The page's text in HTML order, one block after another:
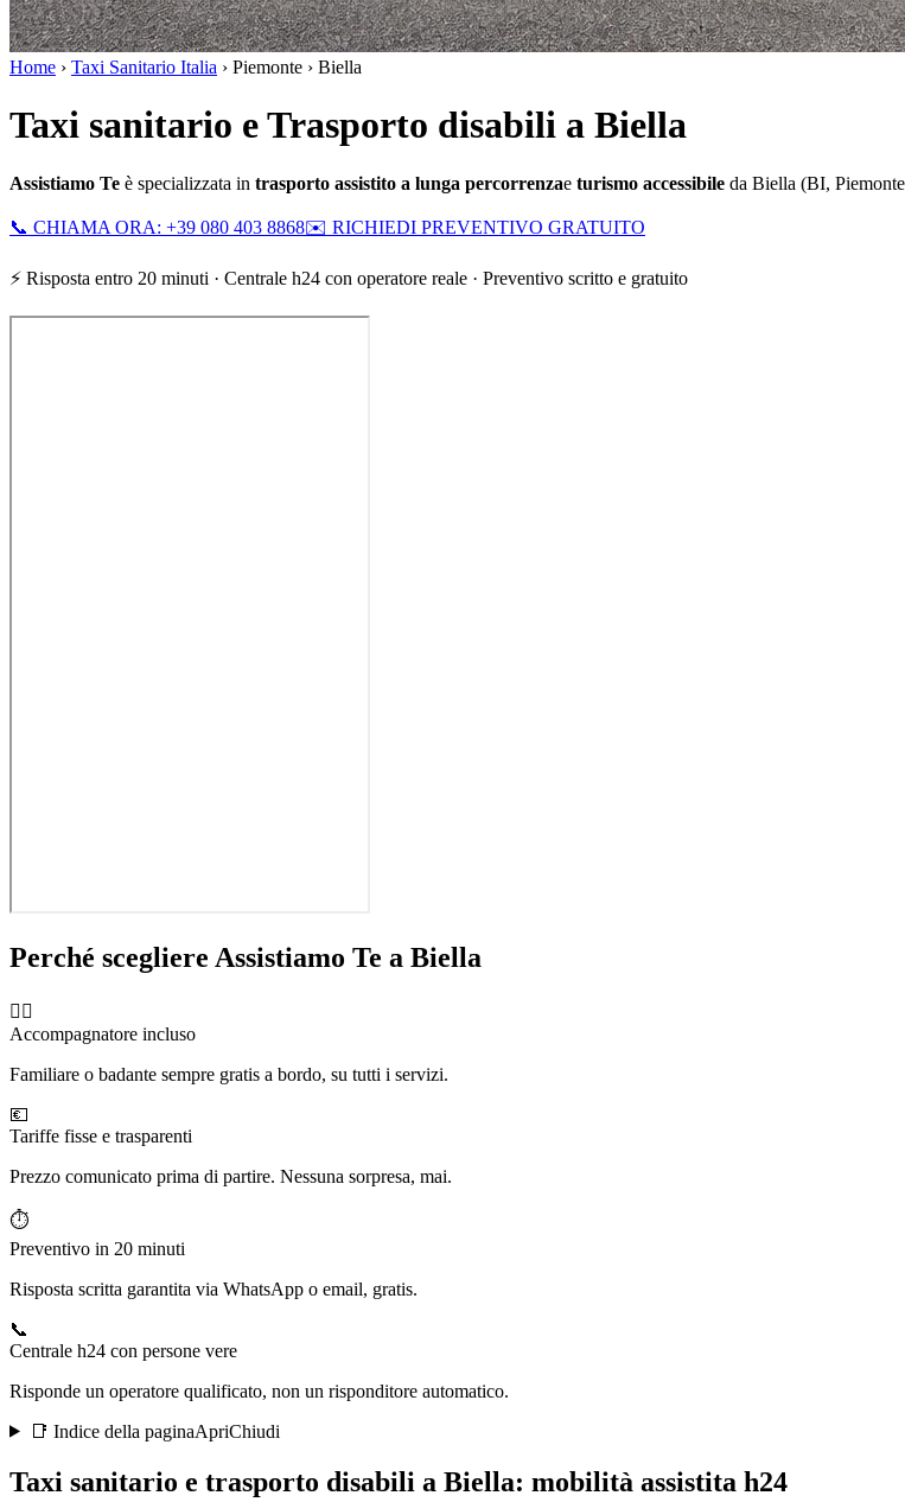
Home › Taxi Sanitario Italia › Piemonte › Biella
Taxi sanitario e Trasporto disabili a Biella
Assistiamo Te è specializzata in trasporto assistito a lunga percorrenzae turismo accessibile da Biella (BI, Piemonte
📞 CHIAMA ORA: +39 080 403 8868✉️ RICHIEDI PREVENTIVO GRATUITO
⚡ Risposta entro 20 minuti · Centrale h24 con operatore reale · Preventivo scritto e gratuito
Perché scegliere Assistiamo Te a Biella
🧑‍⚕️
Accompagnatore incluso
Familiare o badante sempre gratis a bordo, su tutti i servizi.
💶
Tariffe fisse e trasparenti
Prezzo comunicato prima di partire. Nessuna sorpresa, mai.
⏱️
Preventivo in 20 minuti
Risposta scritta garantita via WhatsApp o email, gratis.
📞
Centrale h24 con persone vere
Risponde un operatore qualificato, non un risponditore automatico.
📑 Indice della paginaApriChiudi
Taxi sanitario e trasporto disabili a Biella: mobilità assistita h24